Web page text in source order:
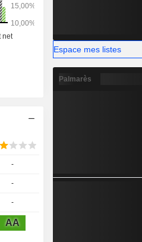
-
-
-
AA
Espace mes listes
Palmarès